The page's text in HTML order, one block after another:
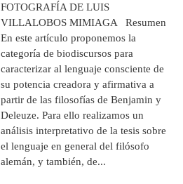
FOTOGRAFÍA DE LUIS
VILLALOBOS MIMIAGA Resumen
En este artículo proponemos la
categoría de biodiscursos para
caracterizar al lenguaje consciente de
su potencia creadora y afirmativa a
partir de las filosofías de Benjamin y
Deleuze. Para ello realizamos un
análisis interpretativo de la tesis sobre
el lenguaje en general del filósofo
alemán, y también, de...